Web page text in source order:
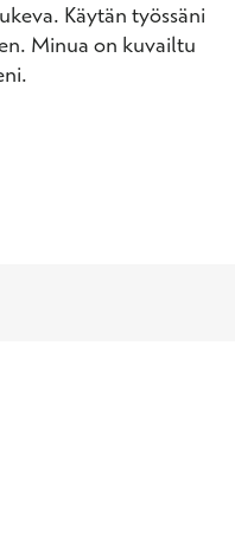
Käytän työssäni
Minua on kuvailtu